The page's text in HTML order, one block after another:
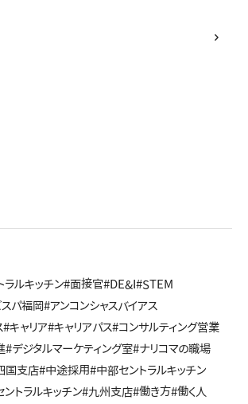
ラルキッチン#面接官#DE&I #STEM
パ福岡#アンコンシャスバイアス
#キャリア#キャリアパス#コンサルティング営業
#デジタルマーケティング室#ナリコマの職場
国支店#中途採用#中部セントラルキッチン
トラルキッチン#九州支店#働き方#働く人